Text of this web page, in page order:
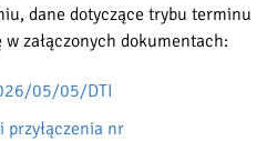
dane dotyczące trybu terminu
załączonych dokumentach:
05/05/DTI
przyłączenia nr